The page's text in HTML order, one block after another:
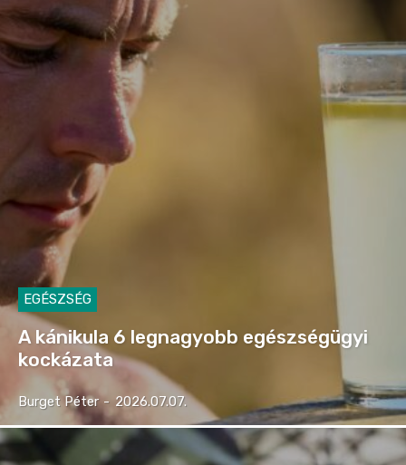
EGÉSZSÉG
A kánikula 6 legnagyobb egészségügyi
kockázata
Burget Péter - 2026.07.07.